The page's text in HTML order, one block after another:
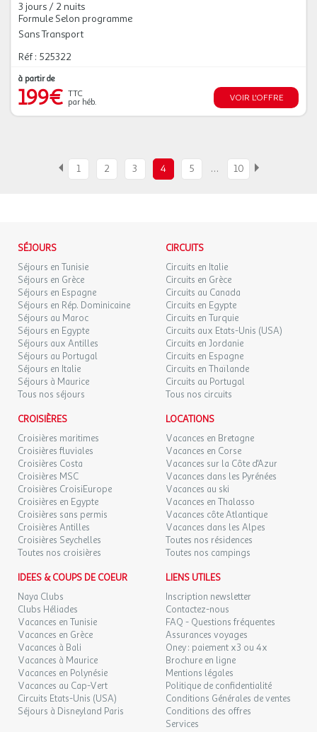
3 jours / 2 nuits
Formule Selon programme
Sans Transport
Réf : 525322
à partir de
199€ TTC
par héb.
VOIR L'OFFRE
1 2 3 4 5 … 10
SÉJOURS
Séjours en Tunisie
Séjours en Grèce
Séjours en Espagne
Séjours en Rép. Dominicaine
Séjours au Maroc
Séjours en Egypte
Séjours aux Antilles
Séjours au Portugal
Séjours en Italie
Séjours à Maurice
Tous nos séjours
CIRCUITS
Circuits en Italie
Circuits en Grèce
Circuits au Canada
Circuits en Egypte
Circuits en Turquie
Circuits aux Etats-Unis (USA)
Circuits en Jordanie
Circuits en Espagne
Circuits en Thaïlande
Circuits au Portugal
Tous nos circuits
CROISIÈRES
Croisières maritimes
Croisières fluviales
Croisières Costa
Croisières MSC
Croisières CroisiEurope
Croisières en Egypte
Croisières sans permis
Croisières Antilles
Croisières Seychelles
Toutes nos croisières
LOCATIONS
Vacances en Bretagne
Vacances en Corse
Vacances sur la Côte d'Azur
Vacances dans les Pyrénées
Vacances au ski
Vacances en Thalasso
Vacances côte Atlantique
Vacances dans les Alpes
Toutes nos résidences
Toutes nos campings
IDEES & COUPS DE COEUR
Naya Clubs
Clubs Héliades
Vacances en Tunisie
Vacances en Grèce
Vacances à Bali
Vacances à Maurice
Vacances en Polynésie
Vacances au Cap-Vert
Circuits Etats-Unis (USA)
Séjours à Disneyland Paris
LIENS UTILES
Inscription newsletter
Contactez-nous
FAQ - Questions fréquentes
Assurances voyages
Oney : paiement x3 ou 4x
Brochure en ligne
Mentions légales
Politique de confidentialité
Conditions Générales de ventes
Conditions des offres
Services